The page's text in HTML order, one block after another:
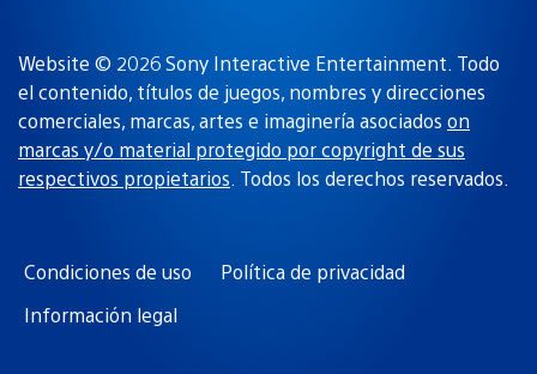
Website © 2026 Sony Interactive Entertainment. Todo
el contenido, títulos de juegos, nombres y direcciones
comerciales, marcas, artes e imaginería asociados on
marcas y/o material protegido por copyright de sus
respectivos propietarios. Todos los derechos reservados.
Condiciones de uso
Política de privacidad
Información legal